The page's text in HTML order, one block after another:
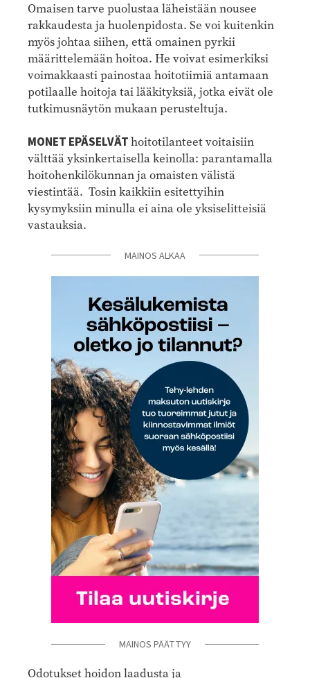
Omaisen tarve puolustaa läheistään nousee
rakkaudesta ja huolenpidosta. Se voi kuitenkin
myös johtaa siihen, että omainen pyrkii
määrittelemään hoitoa. He voivat esimerkiksi
voimakkaasti painostaa hoitotiimiä antamaan
potilaalle hoitoja tai lääkityksiä, jotka eivät ole
tutkimusnäytön mukaan perusteltuja.
MONET EPÄSELVÄThoitotilanteet voitaisiin
välttää yksinkertaisella keinolla: parantamalla
hoitohenkilökunnan ja omaisten välistä
viestintää. Tosin kaikkiin esitettyihin
kysymyksiin minulla ei aina ole yksiselitteisiä
vastauksia.
MAINOS ALKAA
MAINOS PÄÄTTYY
Odotukset hoidon laadusta ja